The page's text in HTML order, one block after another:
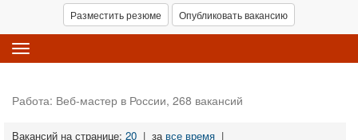
Разместить резюме Опубликовать вакансию
Toggle
navigation
Работа: Веб-мастер в России, 268 вакансий
Вакансий на странице: 20 | за все время |